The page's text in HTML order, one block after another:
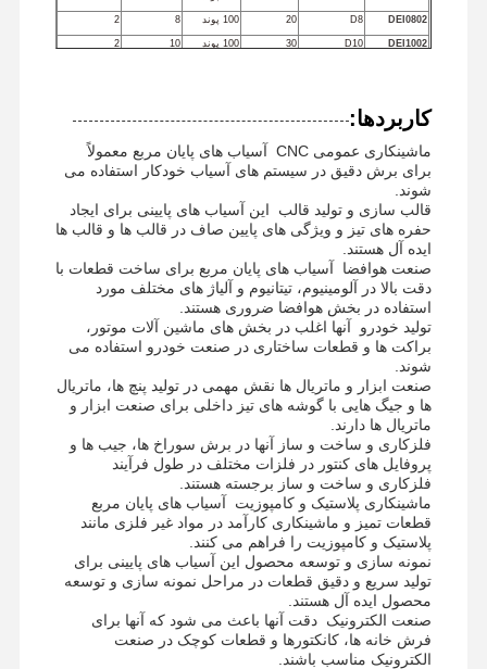
میلز انتهای بینی توپی
آسیاب های پایینی فولاد ضد زنگ
آسیاب های انتهای آلومینیوم
سر خسته کننده خوب
سر خسته کننده خشن
DEI0802
D8
20 100 پوند 8
2
DEI1002
D10
30 100 پوند 10
2
DEJ0802
D8
DEJ1202 150 لیر 12
DEJ1602
DEJ2002
D20
50 150 لیر 20
کاربردها:
ماشینکاری عمومی CNC ️ آسیاب های پایان مربع معمولاً
برای برش دقیق در سیستم های آسیاب خودکار استفاده می
شوند.
قالب سازی و تولید قالب ️ این آسیاب های پایینی برای ایجاد
حفره های تیز و ویژگی های پایین صاف در قالب ها و قالب ها
ایده آل هستند.
صنعت هوافضا ️ آسیاب های پایان مربع برای ساخت قطعات با
دقت بالا در آلومینیوم، تیتانیوم و آلیاژ های مختلف مورد
استفاده در بخش هوافضا ضروری هستند.
تولید خودرو ️ آنها اغلب در بخش های ماشین آلات موتور،
براکت ها و قطعات ساختاری در صنعت خودرو استفاده می
شوند.
صنعت ابزار و ماتریال ها نقش مهمی در تولید پنچ ها، ماتریال
ها و جیگ هایی با گوشه های تیز داخلی برای صنعت ابزار و
ماتریال ها دارند.
فلزکاری و ساخت و ساز آنها در برش سوراخ ها، جیب ها و
پروفایل های کنتور در فلزات مختلف در طول فرآیند
فلزکاری و ساخت و ساز برجسته هستند.
ماشینکاری پلاستیک و کامپوزیت ️ آسیاب های پایان مربع
قطعات تمیز و ماشینکاری کارآمد در مواد غیر فلزی مانند
پلاستیک و کامپوزیت را فراهم می کنند.
نمونه سازی و توسعه محصول این آسیاب های پایینی برای
تولید سریع و دقیق قطعات در مراحل نمونه سازی و توسعه
محصول ایده آل هستند.
صنعت الکترونیک ️ دقت آنها باعث می شود که آنها برای
فرش خانه ها، کانکتورها و قطعات کوچک در صنعت
الکترونیک مناسب باشند.